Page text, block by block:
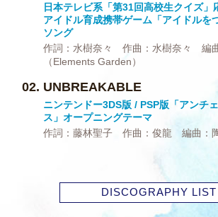
日本テレビ系「第31回高校生クイズ」
アイドル育成携帯ゲーム「アイドルを
ソング
作詞：水樹奈々 作曲：水樹奈々 編
（Elements Garden）
UNBREAKABLE
ニンテンドー3DS版 / PSP版「アンチ
ス」オープニングテーマ
作詞：藤林聖子 作曲：俊龍 編曲：
DISCOGRAPHY LIST